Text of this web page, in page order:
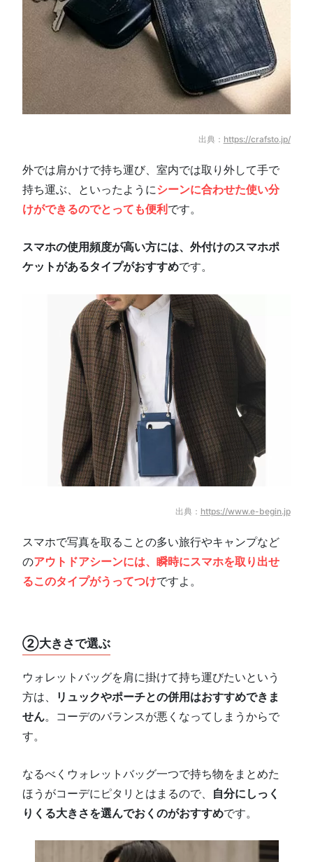
出典： https://crafsto.jp/
外では肩かけで持ち運び、室内では取り外して手で
持ち運ぶ、といったようにシーンに合わせた使い分
けができるのでとっても便利 です。
スマホの使用頻度が高い方には、外付けのスマホポ
ケットがあるタイプがおすすめです。
出典： https://www.e-begin.jp
スマホで写真を取ることの多い旅行やキャンプなど
のアウトドアシーンには、瞬時にスマホを取り出せ
るこのタイプがうってつけですよ。
②大きさで選ぶ
ウォレットバッグを肩に掛けて持ち運びたいという
方は、
リュックやポーチとの併用はおすすめできま
せん。コーデのバランスが悪くなってしまうからで
す。
なるべくウォレットバッグ一つで持ち物をまとめた
ほうがコーデにピタリとはまるので、 自分にしっく
りくる大きさを選んでおくのがおすすめです。